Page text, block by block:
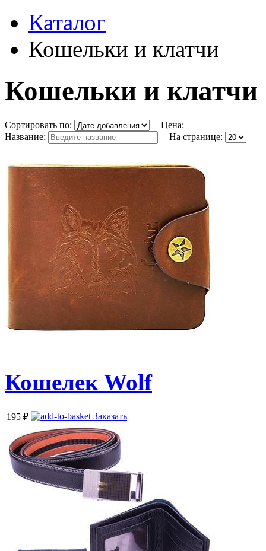
Каталог
Кошельки и клатчи
Кошельки и клатчи
Сортировать по:
Цена:
Название:
На странице:
Кошелек Wolf
195 ₽ Заказать